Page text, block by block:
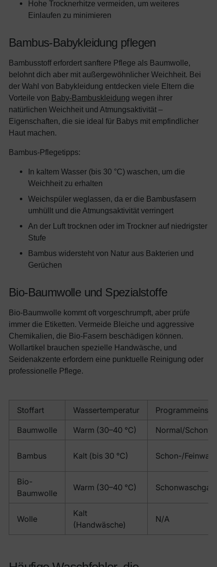
Hohe Trocknerhitze vermeiden, um weiteres
Einlaufen zu minimieren
Bambus-Babykleidung pflegen
Bambusstoff erfordert sanftere Pflege als Baumwolle,
belohnt dich aber mit außergewöhnlicher Weichheit. Bei
der Wahl von Babykleidung entdecken viele Eltern die
Vorteile von Baby-Bambuskleidung wegen ihrer
natürlichen Weichheit und Atmungsaktivität –
Eigenschaften, die sie ideal für Babys mit empfindlicher
Haut machen.
Bambus-Pflegetipps:
In kaltem Wasser (bis 30 °C) waschen, um die
Weichheit zu erhalten
Weichspüler weglassen, da er die Bambusfasern
umhüllt und die Atmungsaktivität verringert
An der Luft trocknen oder im Trockner auf niedrigster
Stufe
Bambus widersteht von Natur aus Bakterien und
Gerüchen
Bio-Baumwolle und Spezialstoffe
Bio-Baumwolle kommt oft vorgeschrumpft, aber prüfe
immer die Etiketten. Vermeide Bleiche und aggressive
Chemikalien, die Bio-Fasern beschädigen können.
Wollartikel brauchen spezielle Handwäsche, und
Seidenakzente erfordern eine punktuelle Reinigung oder
professionelle Pflege.
Stoffart Wassertemperatur
Baumwolle Warm (30–40 °C) Normal/
Bambus Kalt (bis 30 °C) Schon-/
Bio-
Baumwolle
Warm (30–40 °C)
Wolle
Kalt
(Handwäsche)
N/A